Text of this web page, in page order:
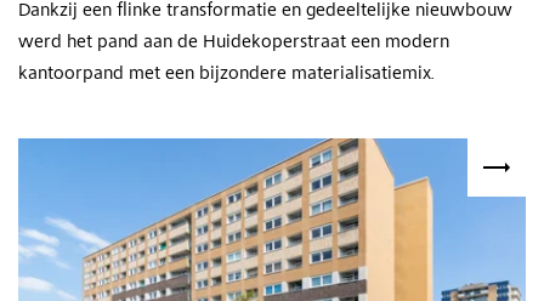
Dankzij een flinke transformatie en gedeeltelijke nieuwbouw
werd het pand aan de Huidekoperstraat een modern
kantoorpand met een bijzondere materialisatiemix.